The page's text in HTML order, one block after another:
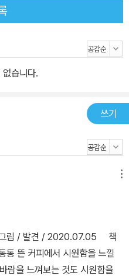
없습니다.
쓰기
그림 / 발견 / 2020.07.05 책
동 뜬 커피에서 시원함을 느낄
람을 느껴보는 것도 시원함을